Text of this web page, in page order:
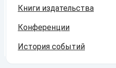
Книги издательства
Конференции
История событий